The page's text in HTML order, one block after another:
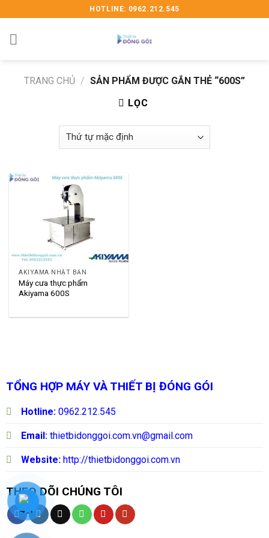
to
content
HOTLINE: 0962.212.545
TRANG CHỦ / SẢN PHẨM ĐƯỢC GẮN THẺ “600S”
LỌC
AKIYAMA NHẬT BẢN
Máy cưa thực phẩm
Akiyama 600S
TỔNG HỢP MÁY VÀ THIẾT BỊ ĐÓNG GÓI
Hotline: 0962.212.545
Email: thietbidonggoi.com.vn@gmail.com
Website: http://thietbidonggoi.com.vn
THEO DÕI CHÚNG TÔI